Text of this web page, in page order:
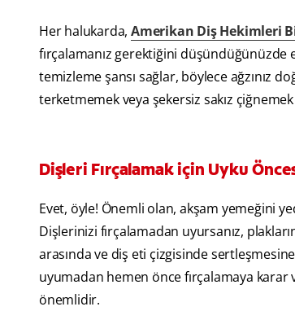
Her halukarda, Amerikan Diş Hekimleri
fırçalamanız gerektiğini düşündüğünüzde
temizleme şansı sağlar, böylece ağzınız
terketmemek veya şekersiz sakız
Dişleri Fırçalamak için Uyku
Evet, öyle! Önemli olan, akşam yemeğini
Dişlerinizi fırçalamadan uyursanız,
arasında ve diş eti çizgisinde
uyumadan hemen önce fırçalamaya
önemlidir.